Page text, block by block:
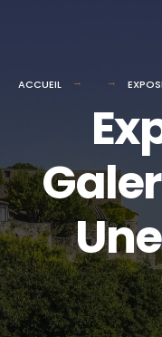
ACCUEIL